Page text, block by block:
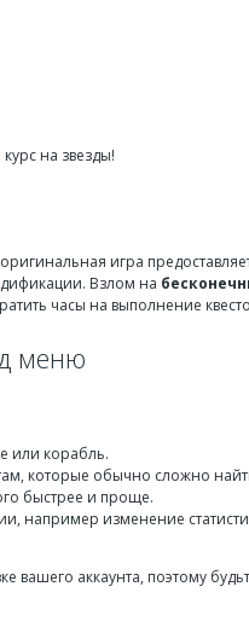
на звезды!
игра
Взлом на
часы на выполнение
меню
или корабль.
которые обычно сложно
быстрее и проще.
например изменение
вашего аккаунта, поэтому